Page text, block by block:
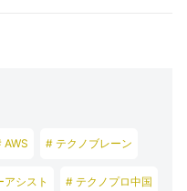
AWS # テクノブレーン
シスト # テクノプロ中国